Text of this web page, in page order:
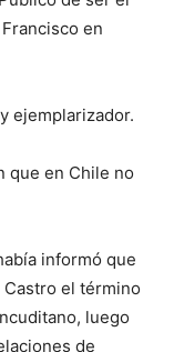
en
ejemplarizador.
que en Chile no
informó que
el término
luego
de